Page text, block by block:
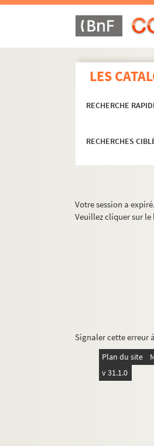
LES
RECHERCHE
RECHERCHES
Votre session a expiré.
Veuillez cliquer sur
Signaler cette erreur
Plan du site
v 31.1.0